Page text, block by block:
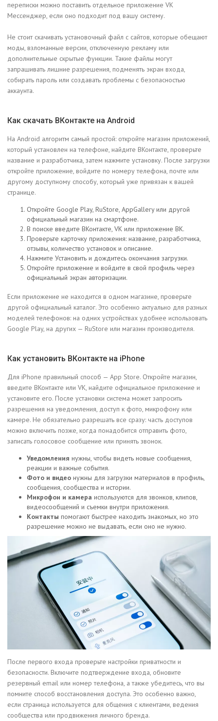
переписки можно поставить отдельное приложение VK
Мессенджер, если оно подходит под вашу систему.
Не стоит скачивать установочный файл с сайтов, которые обещают
моды, взломанные версии, отключенную рекламу или
дополнительные скрытые функции. Такие файлы могут
запрашивать лишние разрешения, подменять экран входа,
собирать пароль или создавать проблемы с безопасностью
аккаунта.
Как скачать ВКонтакте на Android
На Android алгоритм самый простой: откройте магазин приложений,
который установлен на телефоне, найдите ВКонтакте, проверьте
название и разработчика, затем нажмите установку. После загрузки
откройте приложение, войдите по номеру телефона, почте или
другому доступному способу, который уже привязан к вашей
странице.
Откройте Google Play, RuStore, AppGallery или другой
официальный магазин на смартфоне.
В поиске введите ВКонтакте, VK или приложение ВК.
Проверьте карточку приложения: название, разработчика,
отзывы, количество установок и описание.
Нажмите Установить и дождитесь окончания загрузки.
Откройте приложение и войдите в свой профиль через
официальный экран авторизации.
Если приложение не находится в одном магазине, проверьте
другой официальный каталог. Это особенно актуально для разных
моделей телефонов: на одних устройствах удобнее использовать
Google Play, на других — RuStore или магазин производителя.
Как установить ВКонтакте на iPhone
Для iPhone правильный способ — App Store. Откройте магазин,
введите ВКонтакте или VK, найдите официальное приложение и
установите его. После установки система может запросить
разрешения на уведомления, доступ к фото, микрофону или
камере. Не обязательно разрешать все сразу: часть доступов
можно включить позже, когда понадобится отправить фото,
записать голосовое сообщение или принять звонок.
Уведомления нужны, чтобы видеть новые сообщения,
реакции и важные события.
Фото и видео нужны для загрузки материалов в профиль,
сообщения, сообщества и истории.
Микрофон и камера используются для звонков, клипов,
видеосообщений и съемки внутри приложения.
Контакты помогают быстрее находить знакомых, но это
разрешение можно не выдавать, если оно не нужно.
После первого входа проверьте настройки приватности и
безопасности. Включите подтверждение входа, обновите
резервный email или номер телефона, а также убедитесь, что вы
помните способ восстановления доступа. Это особенно важно,
если страница используется для общения с клиентами, ведения
сообщества или продвижения личного бренда.